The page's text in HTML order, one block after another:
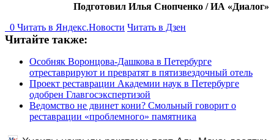
Подготовил Илья Снопченко / ИА «Диалог»
0 Читать в Яндекс.Новости Читать в Дзен
Читайте также:
Особняк Воронцова-Дашкова в Петербурге
отреставрируют и превратят в пятизвездочный отель
Проект реставрации Академии наук в Петербурге
одобрен Главгосэкспертизой
Ведомство не двинет кони? Смольный говорит о
реставрации «проблемного» памятника